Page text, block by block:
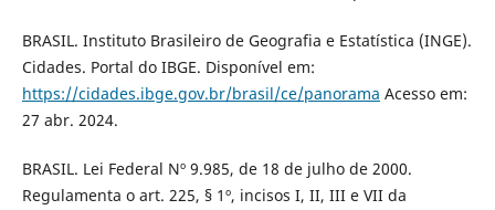
BRASIL. Instituto Brasileiro de Geografia e Estatística (INGE).
Cidades. Portal do IBGE. Disponível em:
https://cidades.ibge.gov.br/brasil/ce/panorama Acesso em:
27 abr. 2024.
BRASIL. Lei Federal Nº 9.985, de 18 de julho de 2000.
Regulamenta o art. 225, § 1º, incisos I, II, III e VII da